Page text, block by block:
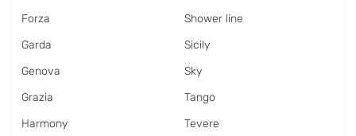
Forza
Garda
Genova
Grazia
Harmony
Shower line
Sicily
Sky
Tango
Tevere